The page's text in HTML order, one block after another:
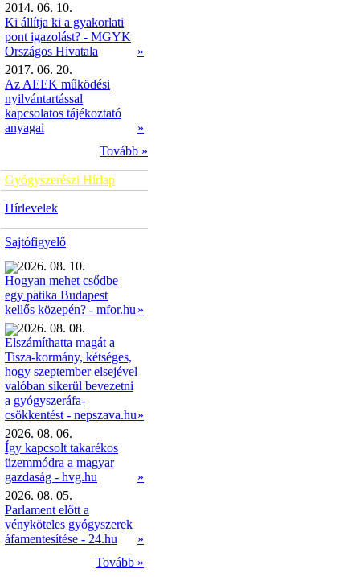
2014. 06. 10.
Ki állítja ki a gyakorlati
pont igazolást? - MGYK
Országos Hivatala
»
2017. 06. 20.
Az AEEK működési
nyilvántartással
kapcsolatos tájékoztató
anyagai
»
Tovább »
Gyógyszerészi Hírlap
Hírlevelek
Sajtófigyelő
2026. 08. 10.
Hogyan mehet csődbe
egy patika Budapest
kellős közepén? - mfor.hu »
2026. 08. 08.
Elszámíthatta magát a
Tisza-kormány, kétséges,
hogy szeptember elsejével
valóban sikerül bevezetni
a gyógyszeráfa-
csökkentést - nepszava.hu»
2026. 08. 06.
Így kapcsolt takarékos
üzemmódra a magyar
gazdaság - hvg.hu
»
2026. 08. 05.
Parlament előtt a
vényköteles gyógyszerek
áfamentesítése - 24.hu
»
Tovább »